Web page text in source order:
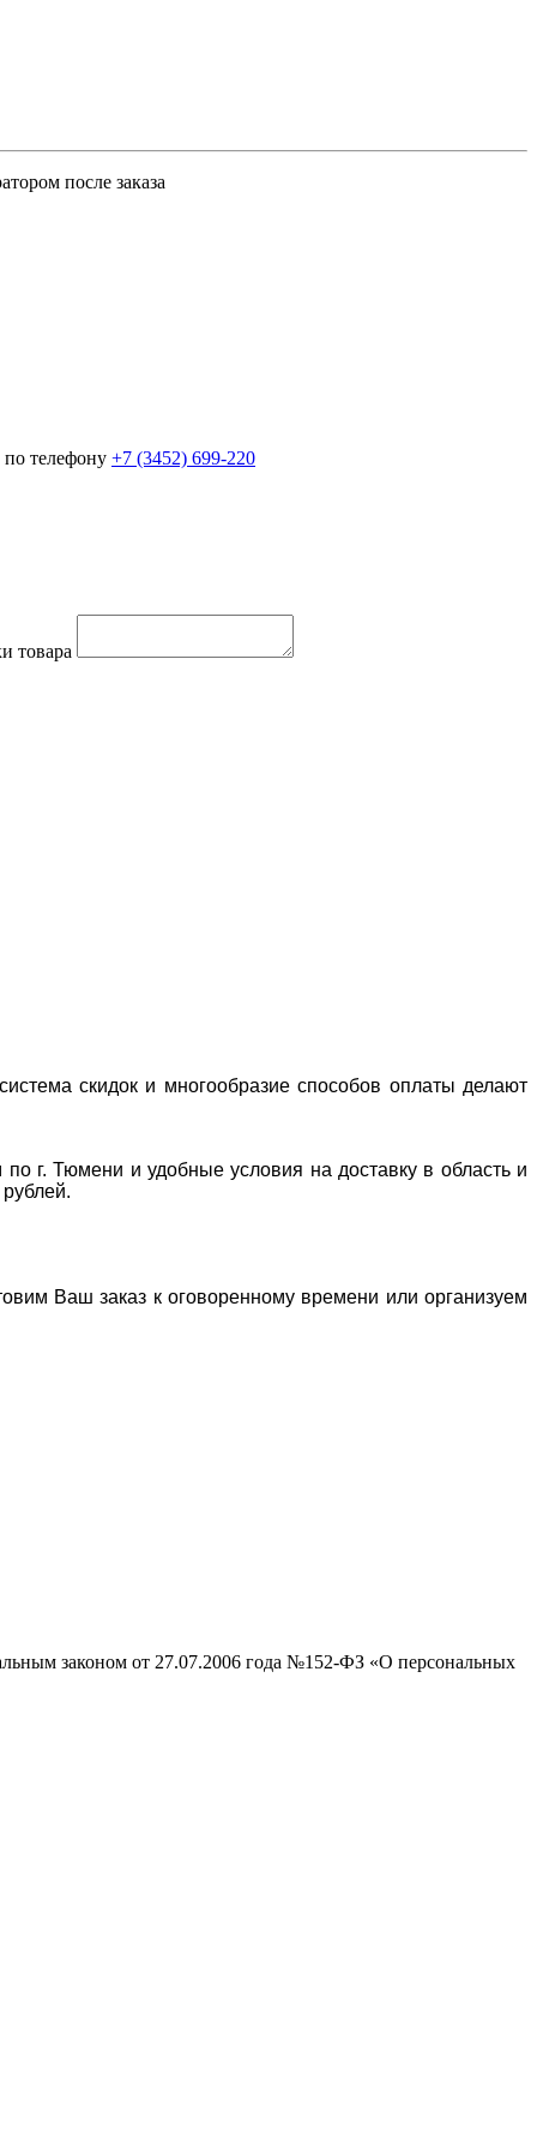
после заказа
телефону +7 (3452) 699-220
товара
скидок и многообразие способов оплаты делают
г. Тюмени и удобные условия на доставку в область и
Ваш заказ к оговоренному времени или организуем
законом от 27.07.2006 года №152-ФЗ «О персональных